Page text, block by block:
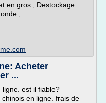
en gros , Destockage
,...
Acheter
...
ligne. est il fiable?
en ligne. frais de